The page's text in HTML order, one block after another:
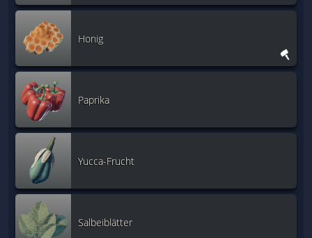
Honig
Paprika
Yucca-Frucht
Salbeiblätter